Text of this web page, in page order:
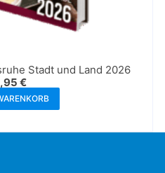
Stadt und Land 2026
€